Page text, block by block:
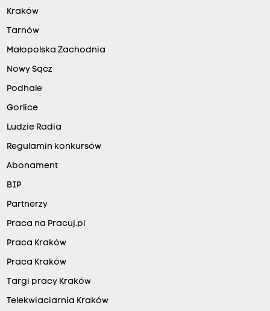
Kraków
Tarnów
Małopolska Zachodnia
Nowy Sącz
Podhale
Gorlice
Ludzie Radia
Regulamin konkursów
Abonament
BIP
Partnerzy
Praca na Pracuj.pl
Praca Kraków
Praca Kraków
Targi pracy Kraków
Telekwiaciarnia Kraków